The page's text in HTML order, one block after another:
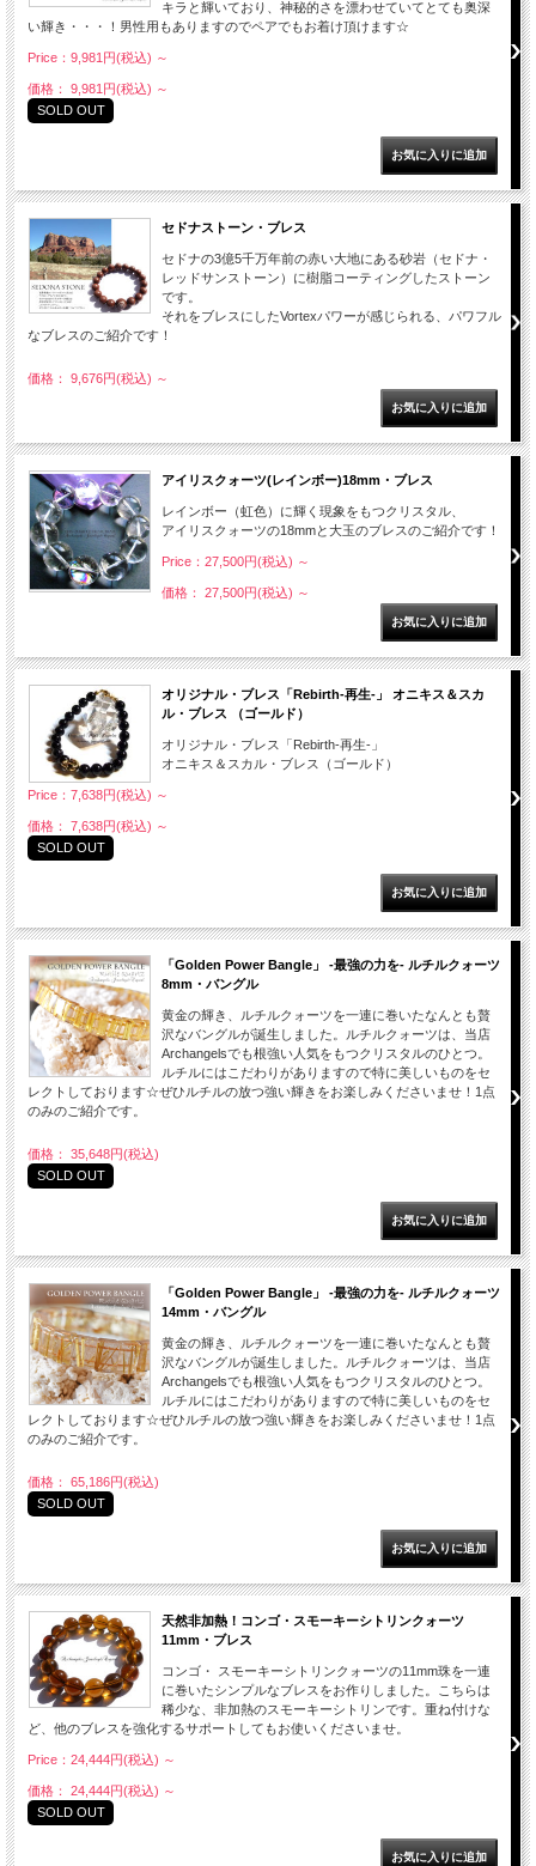
キラと輝いており、神秘的さを漂わせていてとても奥深
い輝き・・・！男性用もありますのでペアでもお着け頂けます☆
Price：9,981円(税込) ～
価格： 9,981円(税込) ～
SOLD OUT
セドナストーン・ブレス
セドナの3億5千万年前の赤い大地にある砂岩（セドナ・
レッドサンストーン）に樹脂コーティングしたストーン
です。
それをブレスにしたVortexパワーが感じられる、パワフル
なブレスのご紹介です！
価格： 9,676円(税込) ～
アイリスクォーツ(レインボー)18mm・ブレス
レインボー（虹色）に輝く現象をもつクリスタル、
アイリスクォーツの18mmと大玉のブレスのご紹介です！
Price：27,500円(税込) ～
価格： 27,500円(税込) ～
オリジナル・ブレス「Rebirth-再生-」 オニキス＆スカ
ル・ブレス （ゴールド）
オリジナル・ブレス「Rebirth-再生-」
オニキス＆スカル・ブレス（ゴールド）
Price：7,638円(税込) ～
価格： 7,638円(税込) ～
SOLD OUT
「Golden Power Bangle」 -最強の力を- ルチルクォーツ
8mm・バングル
黄金の輝き、ルチルクォーツを一連に巻いたなんとも贅
沢なバングルが誕生しました。ルチルクォーツは、当店
Archangelsでも根強い人気をもつクリスタルのひとつ。
ルチルにはこだわりがありますので特に美しいものをセ
レクトしております☆ぜひルチルの放つ強い輝きをお楽しみくださいませ！1点
のみのご紹介です。
価格： 35,648円(税込)
SOLD OUT
「Golden Power Bangle」 -最強の力を- ルチルクォーツ
14mm・バングル
黄金の輝き、ルチルクォーツを一連に巻いたなんとも贅
沢なバングルが誕生しました。ルチルクォーツは、当店
Archangelsでも根強い人気をもつクリスタルのひとつ。
ルチルにはこだわりがありますので特に美しいものをセ
レクトしております☆ぜひルチルの放つ強い輝きをお楽しみくださいませ！1点
のみのご紹介です。
価格： 65,186円(税込)
SOLD OUT
天然非加熱！コンゴ・スモーキーシトリンクォーツ
11mm・ブレス
コンゴ・ スモーキーシトリンクォーツの11mm珠を一連
に巻いたシンプルなブレスをお作りしました。こちらは
稀少な、非加熱のスモーキーシトリンです。重ね付けな
ど、他のブレスを強化するサポートしてもお使いくださいませ。
Price：24,444円(税込) ～
価格： 24,444円(税込) ～
SOLD OUT